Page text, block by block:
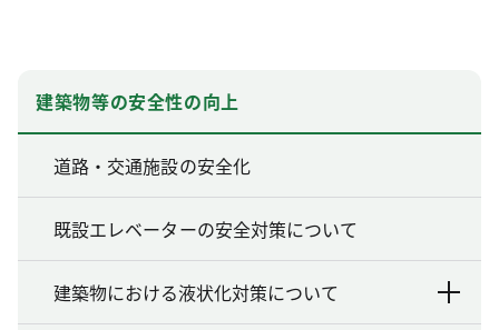
建築物等の安全性の向上
道路・交通施設の安全化
既設エレベーターの安全対策について
建築物における液状化対策について